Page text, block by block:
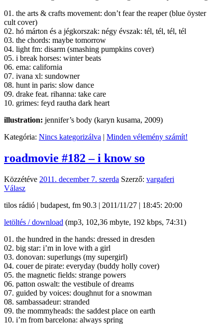
01. the arts & crafts movement: don’t fear the reaper (blue öyster
cult cover)
02. hó márton és a jégkorszak: négy évszak: tél, tél, tél, tél
03. the chords: maybe tomorrow
04. light fm: disarm (smashing pumpkins cover)
05. i break horses: winter beats
06. ema: california
07. ivana xl: sundowner
08. hunt in paris: slow dance
09. drake feat. rihanna: take care
10. grimes: feyd rautha dark heart
illustration: jennifer’s body (karyn kusama, 2009)
Kategória: Nincs kategorizálva | Minden vélemény számít!
roadmovie #182 – i know so
Közzétéve 2011. december 7. szerda Szerző: vargaferi
Válasz
tilos rádió | budapest, fm 90.3 | 2011/11/27 | 18:45: 20:00
letöltés / download (mp3, 102,36 mbyte, 192 kbps, 74:31)
01. the hundred in the hands: dressed in dresden
02. big star: i’m in love with a girl
03. donovan: superlungs (my supergirl)
04. couer de pirate: everyday (buddy holly cover)
05. the magnetic fields: strange powers
06. patton oswalt: the vestibule of dreams
07. guided by voices: doughnut for a snowman
08. sambassadeur: stranded
09. the mommyheads: the saddest place on earth
10. i’m from barcelona: always spring